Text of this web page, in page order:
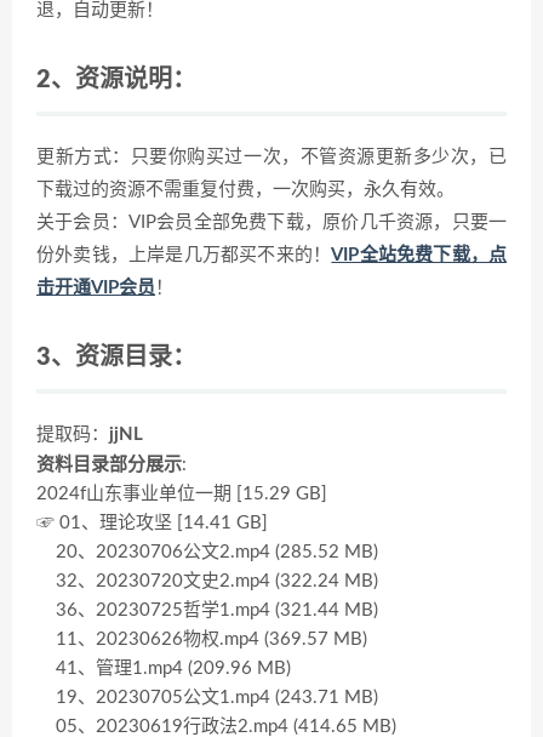
退，自动更新！
2、资源说明：
更新方式：只要你购买过一次，不管资源更新多少次，已
下载过的资源不需重复付费，一次购买，永久有效。
关于会员：VIP会员全部免费下载，原价几千资源，只要一
份外卖钱，上岸是几万都买不来的！VIP全站免费下载，点
击开通VIP会员 ！
3、资源目录：
提取码： jjNL
资料目录部分展示:
2024f山东事业单位一期 [15.29 GB]
☞ 01、理论攻坚 [14.41 GB]
20、20230706公文2.mp4 (285.52 MB)
32、20230720文史2.mp4 (322.24 MB)
36、20230725哲学1.mp4 (321.44 MB)
11、20230626物权.mp4 (369.57 MB)
41、管理1.mp4 (209.96 MB)
19、20230705公文1.mp4 (243.71 MB)
05、20230619行政法2.mp4 (414.65 MB)